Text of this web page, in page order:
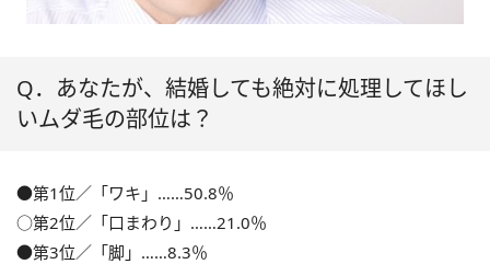
Q．あなたが、結婚しても絶対に処理してほし
いムダ毛の部位は？
●第1位／「ワキ」……50.8％
○第2位／「口まわり」……21.0％
●第3位／「脚」……8.3％